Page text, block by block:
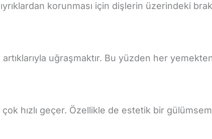
korunması için dişlerin üzerindeki
uğraşmaktır. Bu yüzden her
hızlı geçer. Özellikle de estetik bir